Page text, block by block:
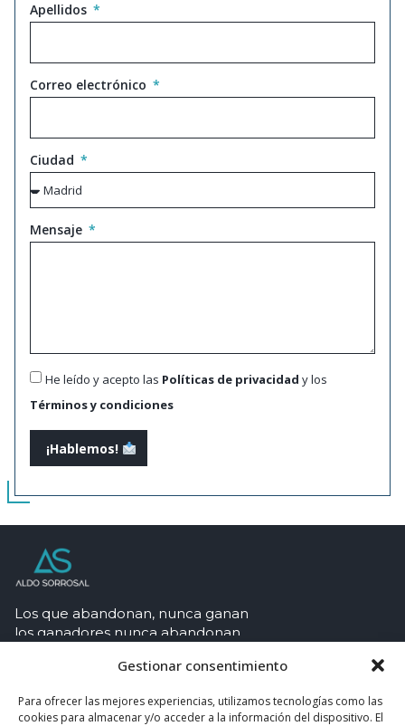
Gestionar consentimiento
Para ofrecer las mejores experiencias, utilizamos tecnologías como las
cookies para almacenar y/o acceder a la información del dispositivo. El
Apellidos
Correo electrónico
Ciudad
Mensaje
He leído y acepto las Políticas de privacidad y los
Términos y condiciones
¡Hablemos!
Los que abandonan, nunca ganan
los ganadores nunca abandonan.
Legales